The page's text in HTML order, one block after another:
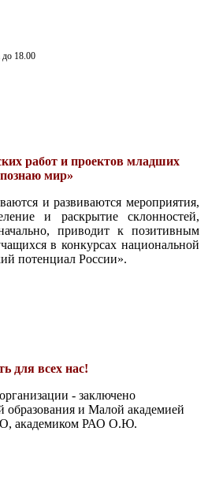
18.00
работ и проектов младших
мир»
и развиваются мероприятия,
и раскрытие склонностей,
приводит к позитивным
в конкурсах национальной
потенциал России».
для всех нас!
- заключено
образования и Малой академией
академиком РАО О.Ю.